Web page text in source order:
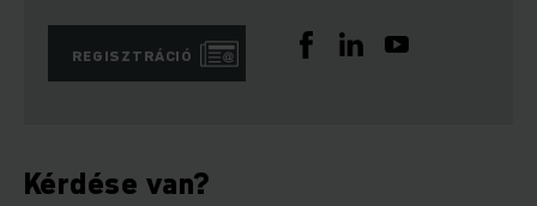
REGISZTRÁCIÓ
Kérdése van?